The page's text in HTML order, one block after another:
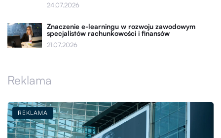
24.07.2026
Znaczenie e-learningu w rozwoju zawodowym
specjalistów rachunkowości i finansów
21.07.2026
Reklama
REKLAMA